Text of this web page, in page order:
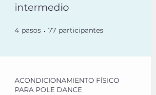
intermedio
4 pasos 4 pasos
77 participantes
ACONDICIONAMIENTO FÍSICO
PARA POLE DANCE